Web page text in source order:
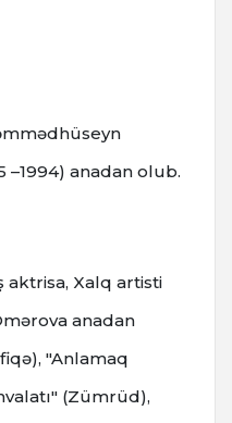
–1994) anadan olub.
aktrisa, Xalq artisti
anadan
"Anlamaq
(Zümrüd),